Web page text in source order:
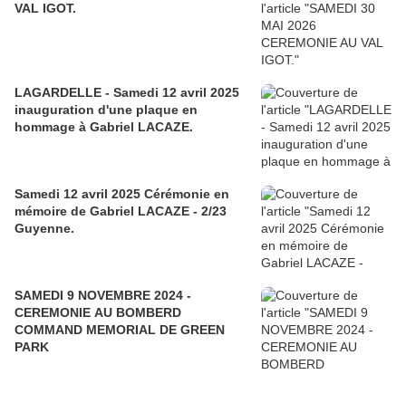
VAL IGOT.
LAGARDELLE - Samedi 12 avril 2025
inauguration d'une plaque en
hommage à Gabriel LACAZE.
Samedi 12 avril 2025 Cérémonie en
mémoire de Gabriel LACAZE - 2/23
Guyenne.
SAMEDI 9 NOVEMBRE 2024 -
CEREMONIE AU BOMBERD
COMMAND MEMORIAL DE GREEN
PARK